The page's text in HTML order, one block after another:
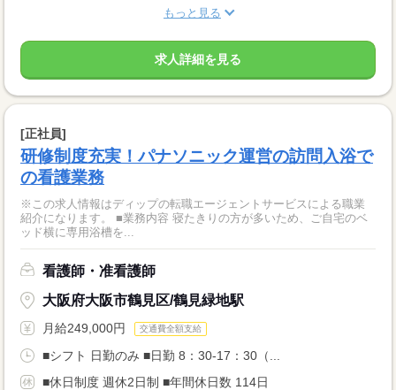
もっと見る
求人詳細を見る
[正社員]
研修制度充実！パナソニック運営の訪問入浴で
の看護業務
※この求人情報はディップの転職エージェントサービスによる職業
紹介になります。 ■業務内容 寝たきりの方が多いため、ご自宅のベ
ッド横に専用浴槽を...
看護師・准看護師
大阪府大阪市鶴見区/鶴見緑地駅
月給249,000円 交通費全額支給
■シフト 日勤のみ ■日勤 8：30-17：30（...
■休日制度 週休2日制 ■年間休日数 114日